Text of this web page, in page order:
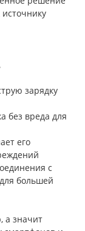
зарядку
без вреда для
его
с
большей
а значит